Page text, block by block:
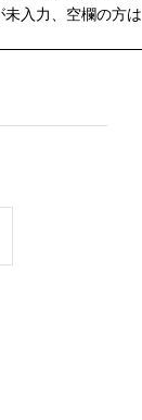
未入力、空欄の方は